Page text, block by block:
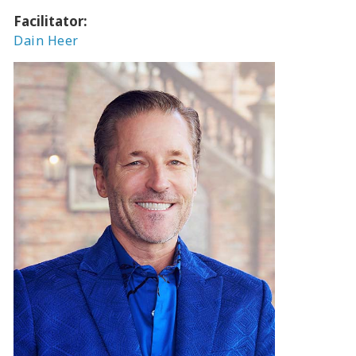
Facilitator:
Dain Heer